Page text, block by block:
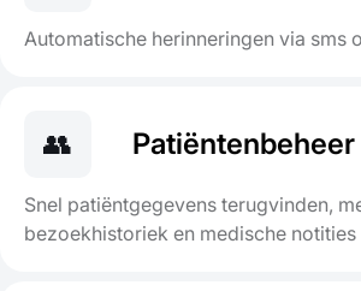
Automatische herinneringen via sms
👥 Patiëntenbeheer
Snel patiëntgegevens terugvinden,
bezoekhistoriek en medische notities